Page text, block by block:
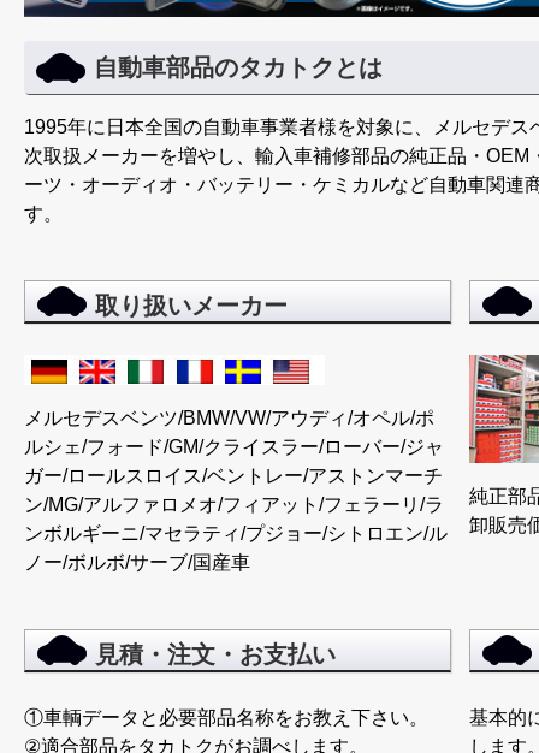
自動車部品のタカトクとは
1995年に日本全国の自動車事業者様を対象に、メルセデ
次取扱メーカーを増やし、輸入車補修部品の純正品・
ーツ・オーディオ・バッテリー・ケミカルなど自動車関連
す。
取り扱いメーカー
メルセデスベンツ/BMW/VW/アウディ/オペル/ポ
ルシェ/フォード/GM/クライスラー/ローバー/ジャ
ガー/ロールスロイス/ベントレー/アストンマーチ
ン/MG/アルファロメオ/フィアット/フェラーリ/ラ
ンボルギーニ/マセラティ/プジョー/シトロエン/ル
ノー/ボルボ/サーブ/国産車
純正部
卸販売
見積・注文・お支払い
①車輌データと必要部品名称をお教え下さい。
②適合部品をタカトクがお調べします。
基本的
します